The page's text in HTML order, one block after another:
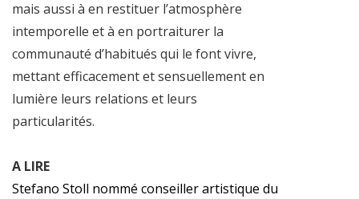
mais aussi à en restituer l’atmosphère
intemporelle et à en portraiturer la
communauté d’habitués qui le font vivre,
mettant efficacement et sensuellement en
lumière leurs relations et leurs
particularités.
A LIRE
Stefano Stoll nommé conseiller artistique du